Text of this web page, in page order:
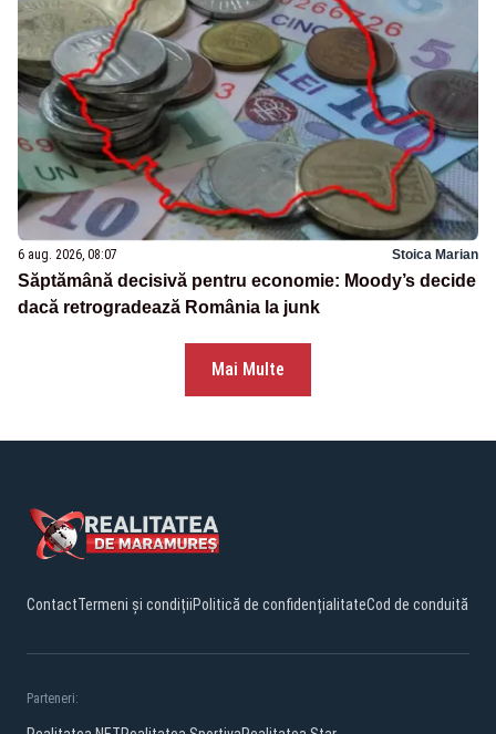
6 aug. 2026, 08:07 Stoica Marian
Săptămână decisivă pentru economie: Moody’s decide
dacă retrogradează România la junk
Mai Multe
ContactTermeni și condițiiPolitică de confidențialitateCod de conduită
Parteneri: